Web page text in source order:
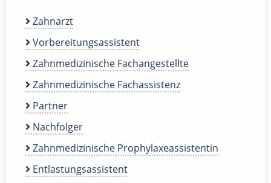
Zahnarzt
Vorbereitungsassistent
Zahnmedizinische Fachangestellte
Zahnmedizinische Fachassistenz
Partner
Nachfolger
Zahnmedizinische Prophylaxeassistentin
Entlastungsassistent